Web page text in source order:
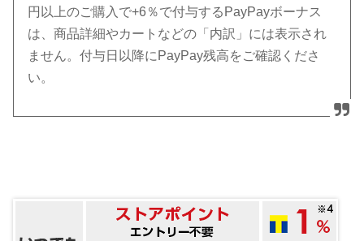
円以上のご購入で+6％で付与するPayPayボーナス
は、商品詳細やカートなどの「内訳」には表示され
ません。付与日以降にPayPay残高をご確認くださ
い。